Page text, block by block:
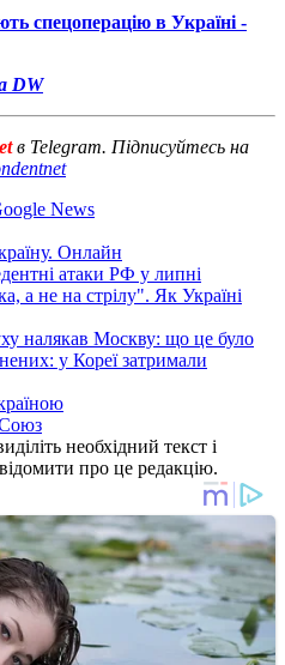
спецоперацію в Україні -
DW
в Telegram. Підписуйтесь на
News
Онлайн
атаки РФ у липні
а не на стрілу". Як Україні
налякав Москву: що це було
у Кореї затримали
необхідний текст і
про це редакцію.